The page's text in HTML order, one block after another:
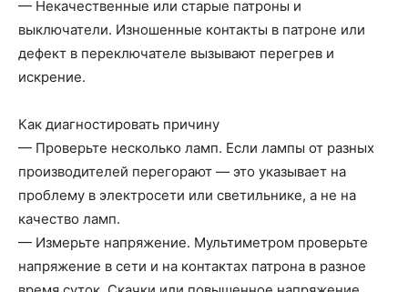
— Некачественные или старые патроны и
выключатели. Изношенные контакты в патроне или
дефект в переключателе вызывают перегрев и
искрение.
Как диагностировать причину
— Проверьте несколько ламп. Если лампы от разных
производителей перегорают — это указывает на
проблему в электросети или светильнике, а не на
качество ламп.
— Измерьте напряжение. Мультиметром проверьте
напряжение в сети и на контактах патрона в разное